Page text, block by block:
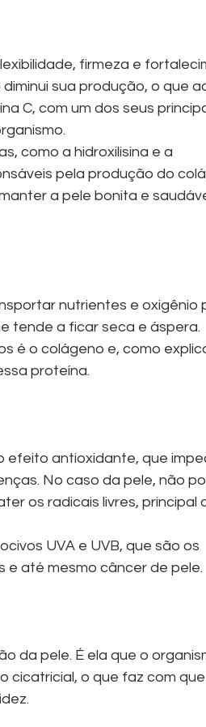
firmeza e
sua produção, o que
C, com um dos seus
como a hidroxilisina e a
pela produção do
a pele bonita e
nutrientes e oxigênio
tende a ficar seca e áspera.
é o colágeno e, como
proteína.
efeito antioxidante, que
No caso da pele, não
os radicais livres, principal
UVA e UVB, que são os
e até mesmo câncer de pele.
da pele. É ela que o
cicatricial, o que faz com que